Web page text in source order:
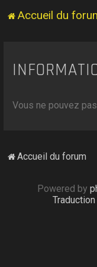
Accueil du
Vous ne pouvez
Accueil du forum
Powered by